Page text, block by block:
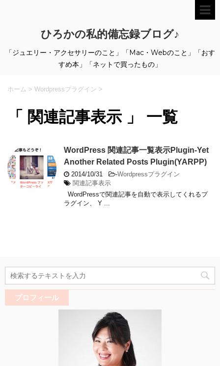
ひろかの私的備忘録ブログ♪
「ジュエリー・アクセサリーのこと」「Mac・Webのこと」「おす
すめ本」「ネットで買ったもの」
ホーム > Wordpressプラグイン >
「 関連記事表示 」 一覧
WordPress 関連記事一覧表示Plugin-Yet
Another Related Posts Plugin(YARPP)
2014/10/31 -Wordpressプラグイン
関連記事表示
WordPressで関連記事を自動で表示してくれるプ
ラグイン、 Y ...
プロフィール